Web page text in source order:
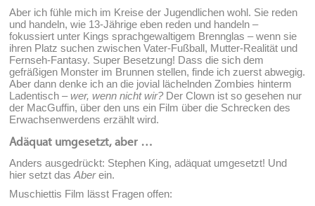
Aber ich fühle mich im Kreise der Jugendlichen wohl. Sie reden
und handeln, wie 13-Jährige eben reden und handeln –
fokussiert unter Kings sprachgewaltigem Brennglas – wenn sie
ihren Platz suchen zwischen Vater-Fußball, Mutter-Realität und
Fernseh-Fantasy. Super Besetzung! Dass die sich dem
gefräßigen Monster im Brunnen stellen, finde ich zuerst abwegig.
Aber dann denke ich an die jovial lächelnden Zombies hinterm
Ladentisch –wer, wenn nicht wir?Der Clown ist so gesehen nur
der MacGuffin, über den uns ein Film über die Schrecken des
Erwachsenwerdens erzählt wird.
Adäquat umgesetzt, aber …
Anders ausgedrückt: Stephen King, adäquat umgesetzt! Und
hier setzt dasAberein.
Muschiettis Film lässt Fragen offen: